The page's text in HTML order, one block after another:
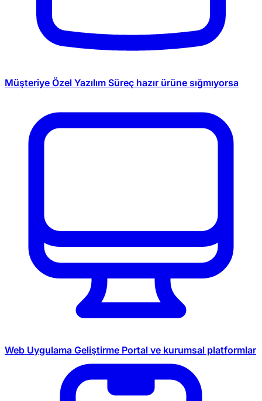
Müşteriye Özel Yazılım Süreç hazır ürüne sığmıyorsa
Web Uygulama Geliştirme Portal ve kurumsal platformlar